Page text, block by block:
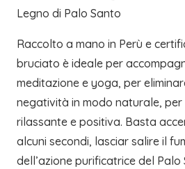
Legno di Palo Santo
Raccolto a mano in Perù e
bruciato è ideale per
meditazione e yoga, per
negatività in modo naturale, per
rilassante e positiva. Basta
alcuni secondi, lasciar salire il
dell’azione purificatrice del Palo